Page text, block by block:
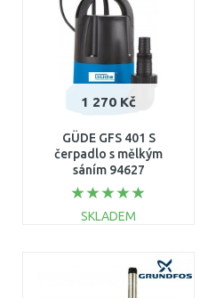
1 270 Kč
GÜDE GFS 401 S
čerpadlo s mělkým
sáním 94627
SKLADEM
Porovnat